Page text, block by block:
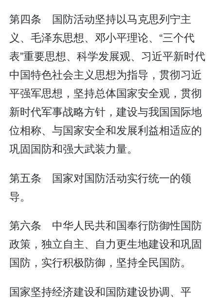
第四条 国防活动坚持以马克思列宁主
义、毛泽东思想、邓小平理论、“三个代
表”重要思想、科学发展观、习近平新时代
中国特色社会主义思想为指导，贯彻习近
平强军思想，坚持总体国家安全观，贯彻
新时代军事战略方针，建设与我国国际地
位相称、与国家安全和发展利益相适应的
巩固国防和强大武装力量。
第五条 国家对国防活动实行统一的领
导。
第六条 中华人民共和国奉行防御性国防
政策，独立自主、自力更生地建设和巩固
国防，实行积极防御，坚持全民国防。
国家坚持经济建设和国防建设协调、平